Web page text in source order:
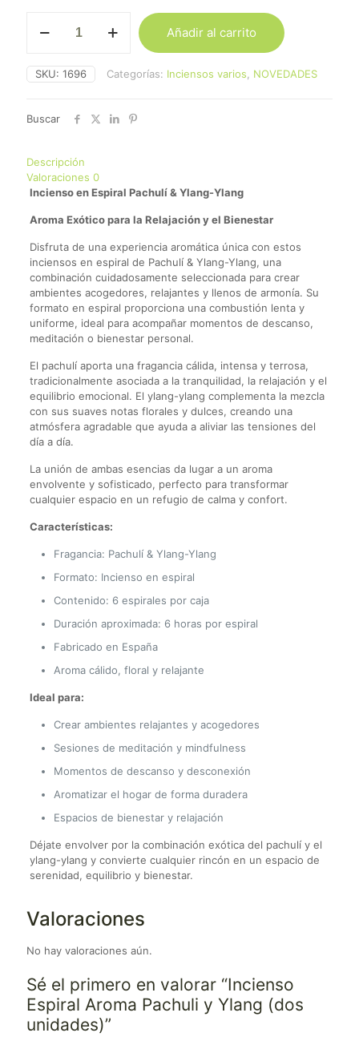
Espiral
Pachuli
y
unidades)
Añadir al carrito
SKU: 1696 Categorías: Inciensos varios NOVEDADES
Buscar
Descripción
Valoraciones 0
Incienso en Espiral Pachulí & Ylang-Ylang
Aroma Exótico para la Relajación y el Bienestar
Disfruta de una experiencia aromática única con estos
inciensos en espiral de Pachulí & Ylang-Ylang, una
combinación cuidadosamente seleccionada para crear
ambientes acogedores, relajantes y llenos de armonía. Su
formato en espiral proporciona una combustión lenta y
uniforme, ideal para acompañar momentos de descanso,
meditación o bienestar personal.
El pachulí aporta una fragancia cálida, intensa y terrosa,
tradicionalmente asociada a la tranquilidad, la relajación y el
equilibrio emocional. El ylang-ylang complementa la mezcla
con sus suaves notas florales y dulces, creando una
atmósfera agradable que ayuda a aliviar las tensiones del
día a día.
La unión de ambas esencias da lugar a un aroma
envolvente y sofisticado, perfecto para transformar
cualquier espacio en un refugio de calma y confort.
Características:
Fragancia: Pachulí & Ylang-Ylang
Formato: Incienso en espiral
Contenido: 6 espirales por caja
Duración aproximada: 6 horas por espiral
Fabricado en España
Aroma cálido, floral y relajante
Ideal para:
Crear ambientes relajantes y acogedores
Sesiones de meditación y mindfulness
Momentos de descanso y desconexión
Aromatizar el hogar de forma duradera
Espacios de bienestar y relajación
Déjate envolver por la combinación exótica del pachulí y el
ylang-ylang y convierte cualquier rincón en un espacio de
serenidad, equilibrio y bienestar.
Valoraciones
No hay valoraciones aún.
Sé el primero en valorar “Incienso
Espiral Aroma Pachuli y Ylang (dos
unidades)”